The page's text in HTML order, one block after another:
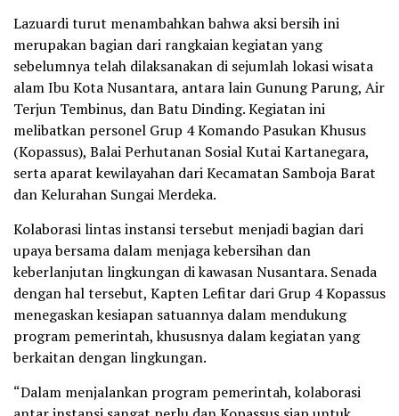
Lazuardi turut menambahkan bahwa aksi bersih ini
merupakan bagian dari rangkaian kegiatan yang
sebelumnya telah dilaksanakan di sejumlah lokasi wisata
alam Ibu Kota Nusantara, antara lain Gunung Parung, Air
Terjun Tembinus, dan Batu Dinding. Kegiatan ini
melibatkan personel Grup 4 Komando Pasukan Khusus
(Kopassus), Balai Perhutanan Sosial Kutai Kartanegara,
serta aparat kewilayahan dari Kecamatan Samboja Barat
dan Kelurahan Sungai Merdeka.
Kolaborasi lintas instansi tersebut menjadi bagian dari
upaya bersama dalam menjaga kebersihan dan
keberlanjutan lingkungan di kawasan Nusantara. Senada
dengan hal tersebut, Kapten Lefitar dari Grup 4 Kopassus
menegaskan kesiapan satuannya dalam mendukung
program pemerintah, khususnya dalam kegiatan yang
berkaitan dengan lingkungan.
“Dalam menjalankan program pemerintah, kolaborasi